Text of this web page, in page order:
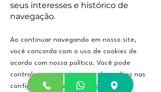
seus interesses e histórico de
navegação.
Ao continuar navegando em nosso site,
você concorda com o uso de cookies de
acordo com nossa política. Você pode
controlar e gerenciar o uso de cookies nas
configurações do seu navegador.